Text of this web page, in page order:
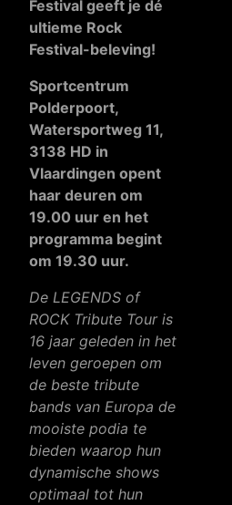
Festival geeft je dé
ultieme Rock
Festival-beleving!
Sportcentrum
Polderpoort,
Watersportweg 11,
3138 HD in
Vlaardingen opent
haar deuren om
19.00 uur en het
programma begint
om 19.30 uur.
De LEGENDS of
ROCK Tribute Tour is
16 jaar geleden in het
leven geroepen om
de beste tribute
bands van Europa de
mooiste podia te
bieden waarop hun
dynamische shows
optimaal tot hun